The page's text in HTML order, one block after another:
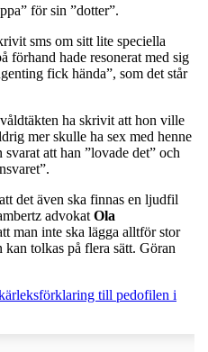
för sin ”dotter”.
sms om sitt lite speciella
förhand hade resonerat med sig
fick hända”, som det står
ha skrivit att hon ville
mer skulle ha sex med henne
att han ”lovade det” och
det även ska finnas en ljudfil
advokat Ola
man inte ska lägga alltför stor
tolkas på flera sätt. Göran
till pedofilen i